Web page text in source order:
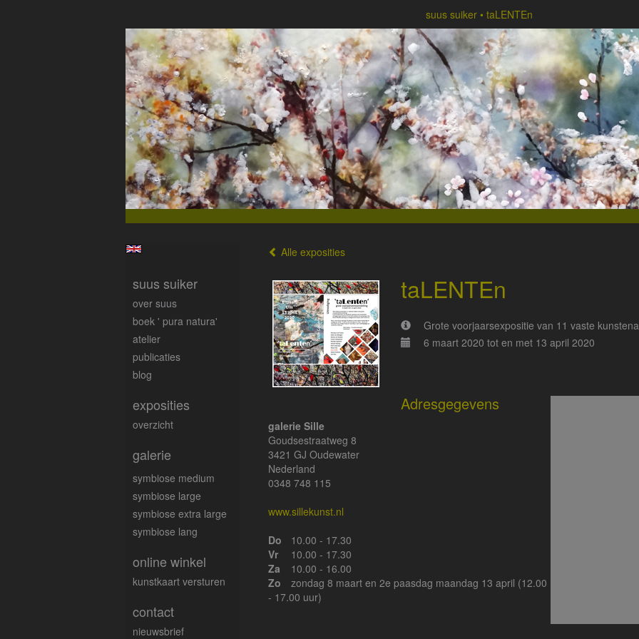
suus suiker taLENTEn
Alle exposities
taLENTEn
Grote voorjaarsexpositie van 11 vaste
6 maart 2020 tot en met 13 april 2020
Adresgegevens
galerie Sille
Goudsestraatweg 8
3421 GJ Oudewater
Nederland
0348 748 115
www.sillekunst.nl
Do
10.00 - 17.30
Vr
10.00 - 17.30
Za
10.00 - 16.00
Zo
zondag 8 maart en 2e paasdag maandag 13 april (12.00
- 17.00 uur)
suus suiker
over suus
boek ' pura natura'
atelier
publicaties
blog
exposities
overzicht
galerie
symbiose medium
symbiose large
symbiose extra large
symbiose lang
online winkel
kunstkaart versturen
contact
nieuwsbrief